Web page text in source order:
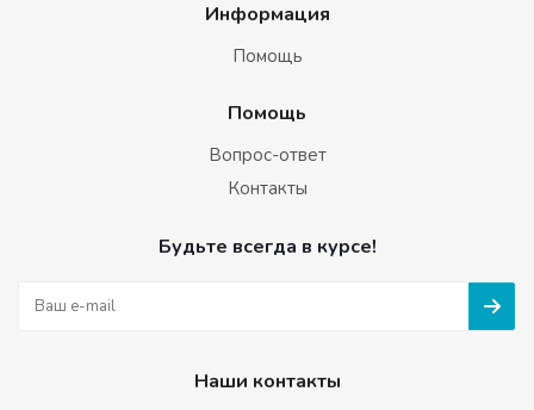
Информация
Помощь
Помощь
Вопрос-ответ
Контакты
Будьте всегда в курсе!
Наши контакты